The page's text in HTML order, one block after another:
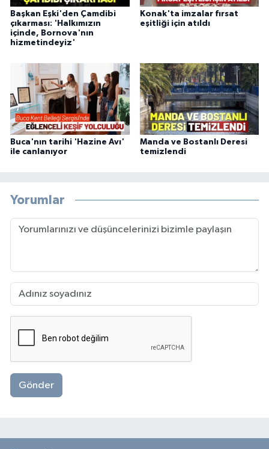
Başkan Eşki'den Çamdibi
çıkarması: 'Halkımızın
içinde, Bornova'nın
hizmetindeyiz'
Konak'ta imzalar fırsat
eşitliği için atıldı
Buca'nın tarihi 'Hazine Avı'
ile canlanıyor
Manda ve Bostanlı Deresi
temizlendi
Yorumlar
Gönder